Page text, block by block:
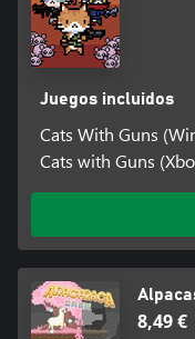
Juegos incluidos
Cats With Guns
Cats with Guns
8,49 €